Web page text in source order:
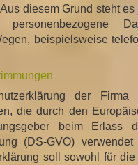
diesem Grund steht es
personenbezogene
beispielsweise
der
die durch den
beim Erlass
(DS-GVO)
soll sowohl für